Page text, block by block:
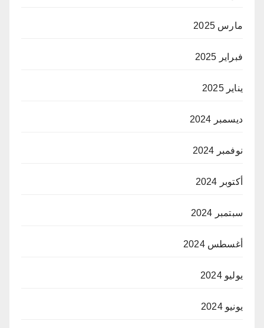
مارس 2025
فبراير 2025
يناير 2025
ديسمبر 2024
نوفمبر 2024
أكتوبر 2024
سبتمبر 2024
أغسطس 2024
يوليو 2024
يونيو 2024